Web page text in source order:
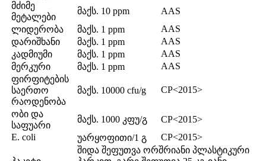
მძიმე
მეტალები
მაქს. 10 ppm
AAS
ლიდერობა
მაქს. 1 ppm
AAS
დარიშხანი
მაქს. 1 ppm
AAS
კადმიუმი
მაქს. 1 ppm
AAS
მერკური
მაქს. 1 ppm
AAS
ფირფიტების
საერთო
რაოდენობა
მაქს. 10000 cfu/g CP<2015>
ობი და
საფუარი
მაქს. 1000 კფუ/გ
CP<2015>
E. coli
უარყოფითი/1 გ CP<2015>
შიდა შეფუთვა ორშრიანი პლასტიკური